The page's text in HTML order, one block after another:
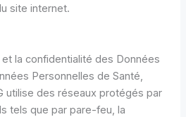
site internet.
la confidentialité des Données
Personnelles de Santé,
utilise des réseaux protégés par
tels que par pare-feu, la